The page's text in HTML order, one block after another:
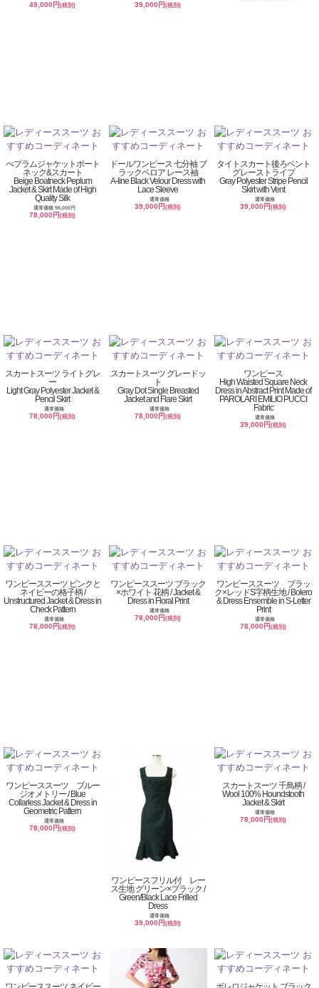
49,000円(税別) 39,000円(税別)
ぺプラムジャケットボート
ネック&スカート
Beige Boatneck Peplum
Jacket & Skirt Made of High
Quality Silk
通常価格 98,000円
78,000円(税別)
ドールワンピース 七分袖 ブ
ラックベロア レース袖
A-line Black Velour Dress with
Lace Sleeve
通常価格
39,000円(税別)
タイトスカート後ろベント
グレーストライプ
Gray Polyester Stripe Pencil
Skirt with Vent
通常価格
39,000円(税別)
スカートスーツ ライトグレ
ー
Light Gray Polyester Jacket &
Pencil Skirt
通常価格
78,000円(税別)
スカートスーツ グレードッ
ト
Gray Dot Single Breasted
Jacket and Flare Skirt
通常価格
78,000円(税別)
ワンピース
High Waisted Square Neck
Dress in Abstract Print Made of
PAROLARI EMILIO PUCCI
Fabric
通常価格
39,000円(税別)
ワンピーススーツ ピンクと
ネイビーの格子柄 /
Unstructured Jacket & Dress in
Check Pattern
通常価格
78,000円(税別)
ワンピーススーツ ブラック
×ホワイト 花柄 / Jacket &
Dress in Floral Print
通常価格
78,000円(税別)
ワンピーススーツ ブラッ
ク×レッドS字柄生地 / Bolero
& Dress Ensemble in S-Letter
Print
通常価格
78,000円(税別)
ワンピーススーツ ブルー
ジオメトリー / Blue
Collarless Jacket & Dress in
Geometric Pattern
通常価格
78,000円(税別)
ワンピースフリル付 レー
ス生地 グリーン×ブラック /
Green/Black Lace Frilled
Dress
通常価格
39,000円(税別)
スカートスーツ 千鳥柄 /
Wool 100% Houndstooth
Jacket & Skirt
通常価格
78,000円(税別)